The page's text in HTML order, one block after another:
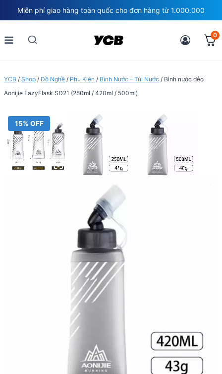
to
content
Miễn phí giao hàng toàn quốc cho đơn hàng từ 1.000.000
0
YCB / Shop /Đồ Nghề / Phụ Kiện / Bình Nước – Túi Nước / Bình nước dẻo
Aonijie EazyFlask SD21 (250ml / 420ml / 500ml)
15% OFF